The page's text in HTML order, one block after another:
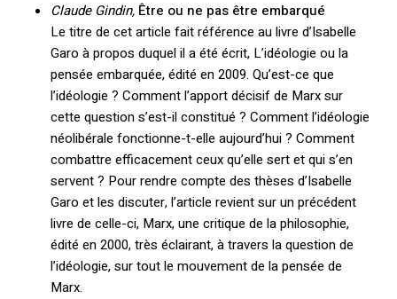
Votre panier est vide.
Retourner à la
librairie
Claude Gindin, Être ou ne pas être embarqué
Le titre de cet article fait référence au livre d’Isabelle
Garo à propos duquel il a été écrit, L’idéologie ou la
pensée embarquée, édité en 2009. Qu’est-ce que
l’idéologie ? Comment l’apport décisif de Marx sur
cette question s’est-il constitué ? Comment l’idéologie
néolibérale fonctionne-t-elle aujourd’hui ? Comment
combattre efficacement ceux qu’elle sert et qui s’en
servent ? Pour rendre compte des thèses d’Isabelle
Garo et les discuter, l’article revient sur un précédent
livre de celle-ci, Marx, une critique de la philosophie,
édité en 2000, très éclairant, à travers la question de
l’idéologie, sur tout le mouvement de la pensée de
Marx.